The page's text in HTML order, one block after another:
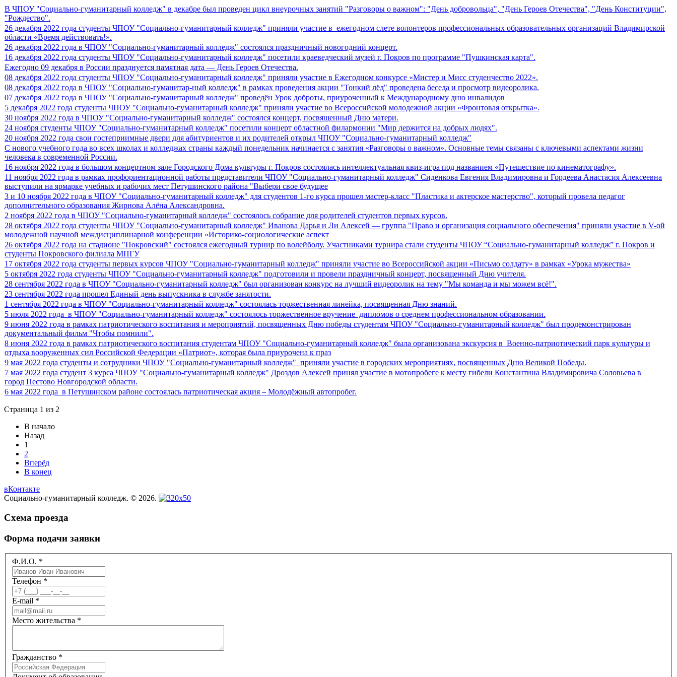
В ЧПОУ "Социально-гуманитарный колледж" в декабре был проведен цикл внеурочных занятий "Разговоры о важном": "День добровольца", "День Героев Отечества", "День Конституции",
"Рождество".
26 декабря 2022 года студенты ЧПОУ "Социально-гуманитарный колледж" приняли участие в ежегодном слете волонтеров профессиональных образовательных организаций Владимирской
области «Время действовать!».
26 декабря 2022 года в ЧПОУ "Социально-гуманитарный колледж" состоялся праздничный новогодний концерт.
16 декабря 2022 года студенты ЧПОУ "Социально-гуманитарный колледж" посетили краеведческий музей г. Покров по программе "Пушкинская карта".
Ежегодно 09 декабря в России празднуется памятная дата — День Героев Отечества.
08 декабря 2022 года студенты ЧПОУ "Социально-гуманитарный колледж" приняли участие в Ежегодном конкурсе «Мистер и Мисс студенчество 2022».
08 декабря 2022 года в ЧПОУ "Социально-гуманитар-ный колледж" в рамках проведения акции "Тонкий лёд" проведена беседа и просмотр видеоролика.
07 декабря 2022 года в ЧПОУ "Социально-гуманитарный колледж" проведён Урок доброты, приуроченный к Международному дню инвалидов
5 декабря 2022 года студенты ЧПОУ "Социально-гуманитарный колледж" приняли участие во Всероссийской молодежной акции «Фронтовая открытка».
30 ноября 2022 года в ЧПОУ "Социально-гуманитарный колледж" состоялся концерт, посвященный Дню матери.
24 ноября студенты ЧПОУ "Социально-гуманитарный колледж" посетили концерт областной филармонии "Мир держится на добрых людях".
20 ноября 2022 года свои гостеприимные двери для абитуриентов и их родителей открыл ЧПОУ "Социально-гуманитарный колледж"
С нового учебного года во всех школах и колледжах страны каждый понедельник начинается с занятия «Разговоры о важном». Основные темы связаны с ключевыми аспектами жизни
человека в современной России.
16 ноября 2022 года в большом концертном зале Городского Дома культуры г. Покров состоялась интеллектуальная квиз-игра под названием «Путешествие по кинематографу».
11 ноября 2022 года в рамках профориентационной работы представители ЧПОУ "Социально-гуманитарный колледж" Сиденкова Евгения Владимировна и Гордеева Анастасия Алексеевна
выступили на ярмарке учебных и рабочих мест Петушинского района "Выбери свое будущее
3 и 10 ноября 2022 года в ЧПОУ "Социально-гуманитарный колледж" для студентов 1-го курса прошел мастер-класс "Пластика и актерское мастерство", который провела педагог
дополнительного образования Жирнова Алёна Александровна.
2 ноября 2022 года в ЧПОУ "Социально-гуманитарный колледж" состоялось собрание для родителей студентов первых курсов.
28 октября 2022 года студенты ЧПОУ "Социально-гуманитарный колледж" Иванова Дарья и Ли Алексей — группа "Право и организация социального обеспечения" приняли участие в V-ой
молодежной научной междисциплинарной конференции «Историко-социологические аспект
26 октября 2022 года на стадионе "Покровский" состоялся ежегодный турнир по волейболу. Участниками турнира стали студенты ЧПОУ “Социально-гуманитарный колледж” г. Покров и
студенты Покровского филиала МПГУ
17 октября 2022 года студенты первых курсов ЧПОУ "Социально-гуманитарный колледж" приняли участие во Всероссийской акции «Письмо солдату» в рамках «Урока мужества»
5 октября 2022 года студенты ЧПОУ "Социально-гуманитарный колледж" подготовили и провели праздничный концерт, посвященный Дню учителя.
28 сентября 2022 года в ЧПОУ "Социально-гуманитарный колледж" был организован конкурс на лучший видеоролик на тему "Мы команда и мы можем всё!".
23 сентября 2022 года прошел Единый день выпускника в службе занятости.
1 сентября 2022 года в ЧПОУ "Социально-гуманитарный колледж" состоялась торжественная линейка, посвященная Дню знаний.
5 июля 2022 года в ЧПОУ "Социально-гуманитарный колледж" состоялось торжественное вручение дипломов о среднем профессиональном образовании.
9 июня 2022 года в рамках патриотического воспитания и мероприятий, посвященных Дню победы студентам ЧПОУ "Социально-гуманитарный колледж" был продемонстрирован
документальный фильм "Чтобы помнили".
8 июня 2022 года в рамках патриотического воспитания студентам ЧПОУ "Социально-гуманитарный колледж" была организована экскурсия в Военно-патриотический парк культуры и
отдыха вооруженных сил Российской Федерации «Патриот», которая была приурочена к праз
9 мая 2022 года студенты и сотрудники ЧПОУ "Социально-гуманитарный колледж" приняли участие в городских мероприятиях, посвященных Дню Великой Победы.
7 мая 2022 года студент 3 курса ЧПОУ "Социально-гуманитарный колледж" Дроздов Алексей принял участие в мотопробеге к месту гибели Константина Владимировича Соловьева в
город Пестово Новгородской области.
6 мая 2022 года в Петушинском районе состоялась патриотическая акция – Молодёжный автопробег.
Страница 1 из 2
В начало
Назад
1
2
Вперёд
В конец
вКонтакте
Социально-гуманитарный колледж. © 2026.
Схема проезда
Форма подачи заявки
Ф.И.О. *
Телефон *
E-mail *
Место жительства *
Гражданство *